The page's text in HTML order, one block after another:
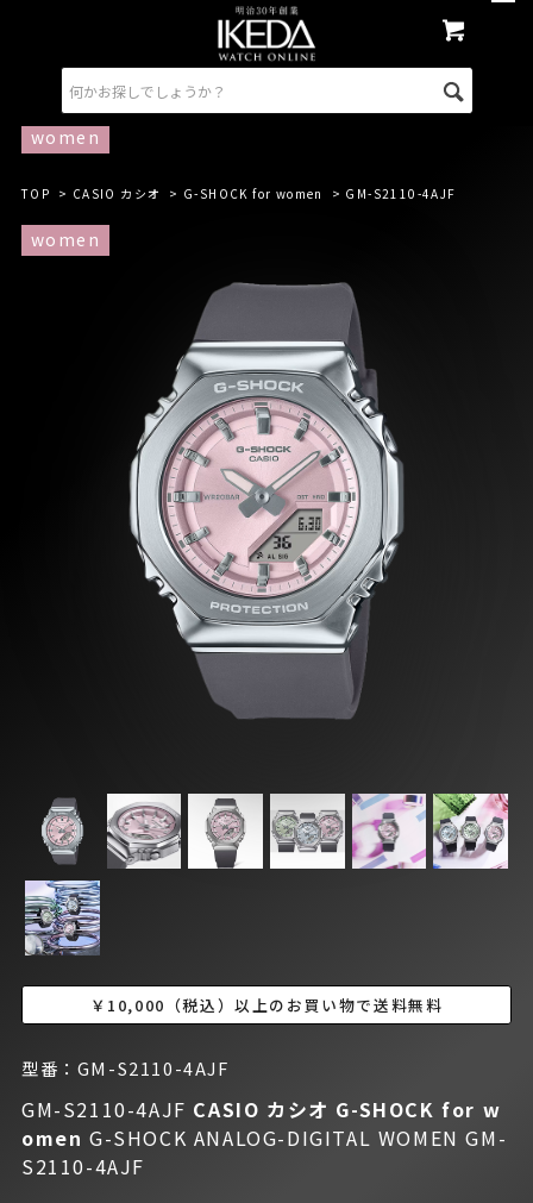
women
TOP > CASIO カシオ > G-SHOCK for women > GM-S2110-4AJF
women
￥10,000（税込）以上のお買い物で送料無料
型番：GM-S2110-4AJF
GM-S2110-4AJF CASIO カシオ G-SHOCK for w
omen G-SHOCK ANALOG-DIGITAL WOMEN GM-
S2110-4AJF